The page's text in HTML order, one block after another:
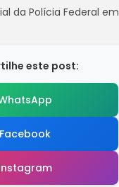
da Polícia Federal em
este post:
Facebook